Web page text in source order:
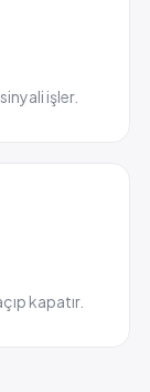
işler.
kapatır.